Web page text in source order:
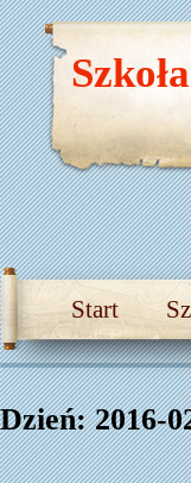
Start
Dzień:2016-